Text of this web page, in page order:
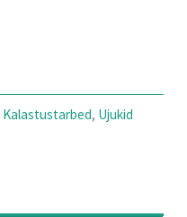
Kalastustarbed, Ujukid